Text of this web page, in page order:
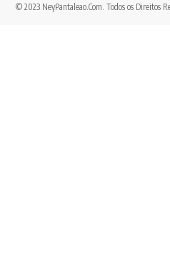
© 2023 NeyPantaleao.Com. Todos os Direitos